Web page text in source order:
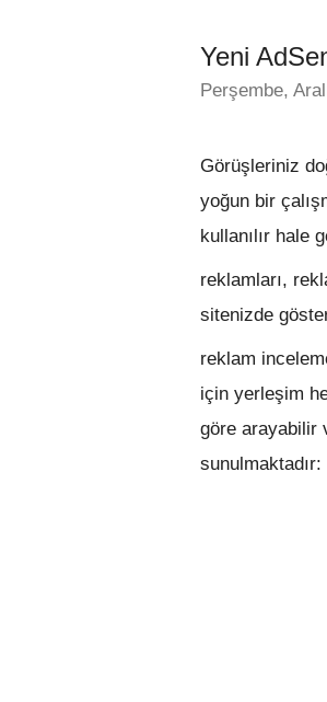
Yeni
Perşembe,
Görüşleriniz
yoğun bir
kullanılır hale
reklamları,
sitenizde
reklam
için yerleşim
göre arayabilir
sunulmaktadır: